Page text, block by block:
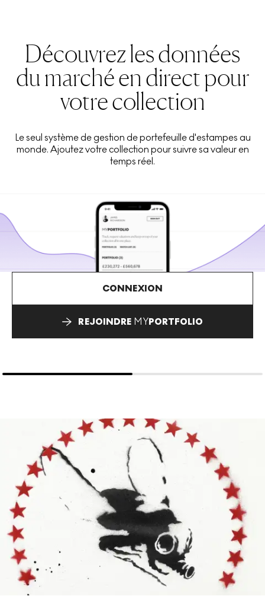
Découvrez les données
du marché en direct pour
votre collection
Le seul système de gestion de portefeuille d'estampes au
monde. Ajoutez votre collection pour suivre sa valeur en
temps réel.
CONNEXION
REJOINDRE MYPORTFOLIO